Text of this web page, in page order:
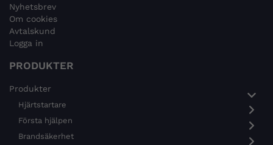
Nyhetsbrev
Om cookies
Avtalskund
Logga in
PRODUKTER
Produkter
Hjärtstartare
Första hjälpen
Brandsäkerhet